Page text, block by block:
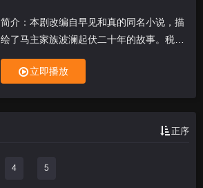
简介：本剧改编自早见和真的同名小说，描
绘了马主家族波澜起伏二十年的故事。税务
师栗须荣治（妻夫木聪 饰）在父亲去世后
内心空虚，因一张靠新手运气压中的马券，
立即播放
正序
4 5